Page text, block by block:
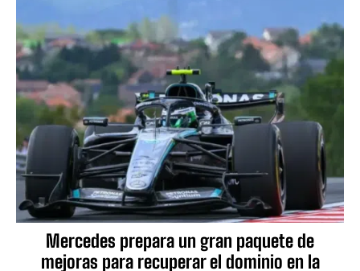
Mercedes prepara un gran paquete de
mejoras para recuperar el dominio en la